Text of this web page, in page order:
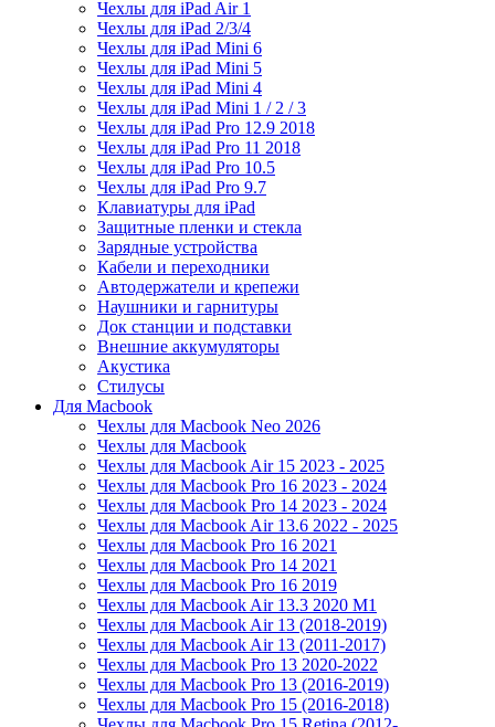
Чехлы для iPad Air 1
Чехлы для iPad 2/3/4
Чехлы для iPad Mini 6
Чехлы для iPad Mini 5
Чехлы для iPad Mini 4
Чехлы для iPad Mini 1 / 2 / 3
Чехлы для iPad Pro 12.9 2018
Чехлы для iPad Pro 11 2018
Чехлы для iPad Pro 10.5
Чехлы для iPad Pro 9.7
Клавиатуры для iPad
Защитные пленки и стекла
Зарядные устройства
Кабели и переходники
Автодержатели и крепежи
Наушники и гарнитуры
Док станции и подставки
Внешние аккумуляторы
Акустика
Стилусы
Для Macbook
Чехлы для Macbook Neo 2026
Чехлы для Macbook
Чехлы для Macbook Air 15 2023 - 2025
Чехлы для Macbook Pro 16 2023 - 2024
Чехлы для Macbook Pro 14 2023 - 2024
Чехлы для Macbook Air 13.6 2022 - 2025
Чехлы для Macbook Pro 16 2021
Чехлы для Macbook Pro 14 2021
Чехлы для Macbook Pro 16 2019
Чехлы для Macbook Air 13.3 2020 M1
Чехлы для Macbook Air 13 (2018-2019)
Чехлы для Macbook Air 13 (2011-2017)
Чехлы для Macbook Pro 13 2020-2022
Чехлы для Macbook Pro 13 (2016-2019)
Чехлы для Macbook Pro 15 (2016-2018)